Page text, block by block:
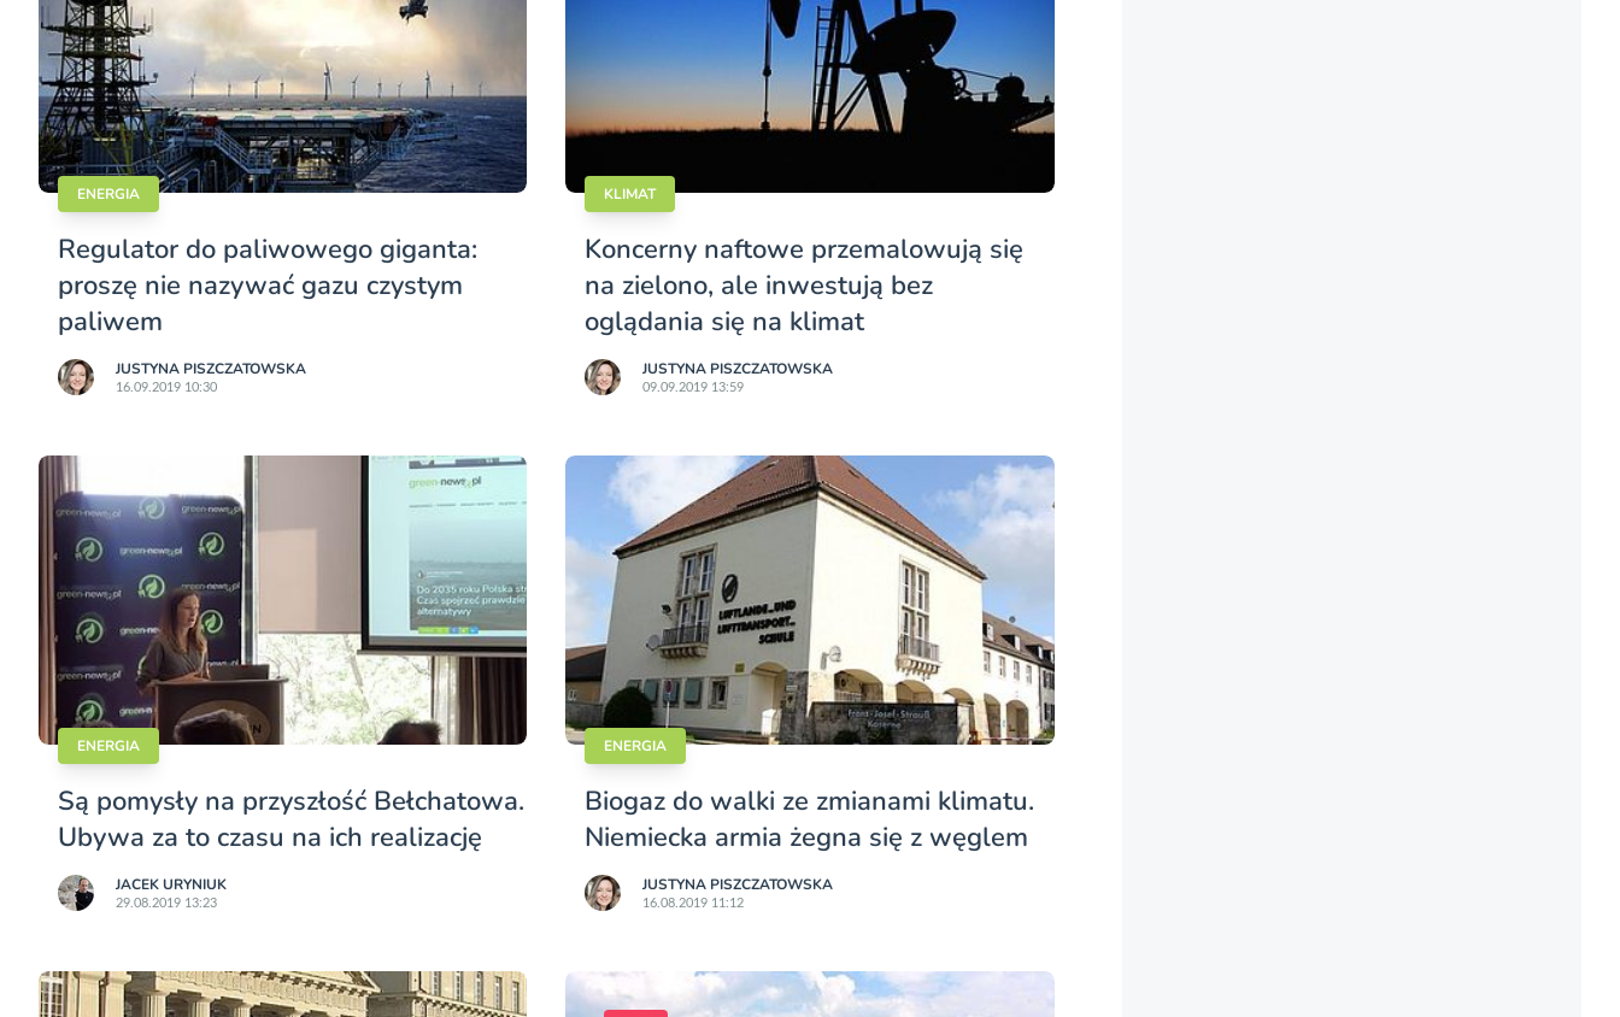
ENERGIA
Regulator do paliwowego giganta:
proszę nie nazywać gazu czystym
paliwem
JUSTYNA PISZCZATOWSKA
16.09.2019 10:30
KLIMAT
Koncerny naftowe przemalowują się
na zielono, ale inwestują bez
oglądania się na klimat
JUSTYNA PISZCZATOWSKA
09.09.2019 13:59
ENERGIA
Są pomysły na przyszłość Bełchatowa.
Ubywa za to czasu na ich realizację
JACEK URYNIUK
29.08.2019 13:23
ENERGIA
Biogaz do walki ze zmianami klimatu.
Niemiecka armia żegna się z węglem
JUSTYNA PISZCZATOWSKA
16.08.2019 11:12